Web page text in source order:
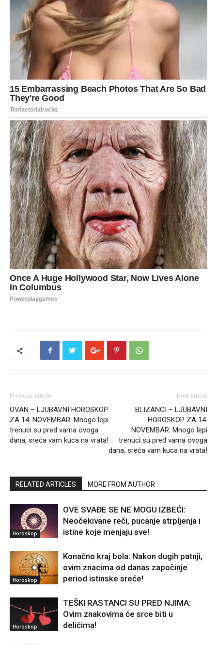
Previous article
OVAN – LJUBAVNI HOROSKOP
ZA 14. NOVEMBAR: Mnogo lepi
trenuci su pred vama ovoga
dana, sreća vam kuca na vrata!
Next article
BLIZANCI – LJUBAVNI
HOROSKOP ZA 14.
NOVEMBAR: Mnogo lepi
trenuci su pred vama ovoga
dana, sreća vam kuca na vrata!
RELATED ARTICLES MORE FROM AUTHOR
Horoskop
OVE SVAĐE SE NE MOGU IZBEĆI:
Neočekivane reči, pucanje strpljenja i
istine koje menjaju sve!
Horoskop
Konačno kraj bola: Nakon dugih patnji,
ovim znacima od danas započinje
period istinske sreće!
Horoskop
TEŠKI RASTANCI SU PRED NJIMA:
Ovim znakovima će srce biti u
delićima!